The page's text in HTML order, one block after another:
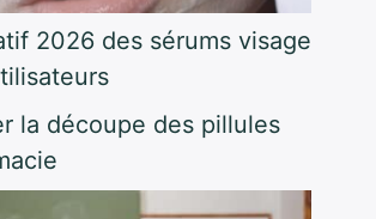
2026 des sérums visage
la découpe des pillules